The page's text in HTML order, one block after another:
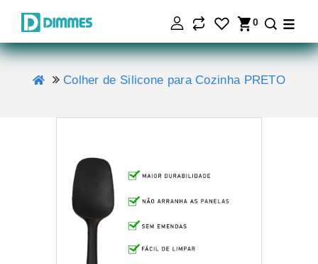
0
Colher de Silicone para Cozinha PRETO